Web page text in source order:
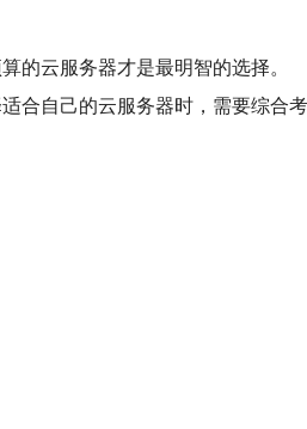
的云服务器才是最明智的选择。
自己的云服务器时，需要综合